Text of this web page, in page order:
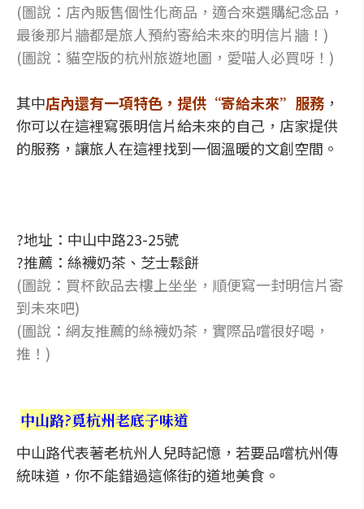
(圖說：店內販售個性化商品，適合來選購紀念品，
最後那片牆都是旅人預約寄給未來的明信片牆！)
(圖說：貓空版的杭州旅遊地圖，愛喵人必買呀！)
其中店內還有一項特色，提供“寄給未來”服務 ，
你可以在這裡寫張明信片給未來的自己，店家提供
的服務，讓旅人在這裡找到一個溫暖的文創空間。
?地址：中山中路23-25號
?推薦：絲襪奶茶、芝士鬆餅
(圖說：買杯飲品去樓上坐坐，順便寫一封明信片寄
到未來吧)
(圖說：網友推薦的絲襪奶茶，實際品嚐很好喝，
推！)
中山路?覓杭州老底子味道
中山路代表著老杭州人兒時記憶，若要品嚐杭州傳
統味道，你不能錯過這條街的道地美食。